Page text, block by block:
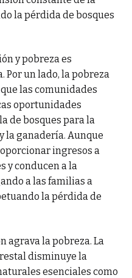
la pérdida de bosques
y pobreza es
un lado, la pobreza
las comunidades
oportunidades
de bosques para la
la ganadería. Aunque
ingresos a
y conducen a la
a las familias a
la pérdida de
agrava la pobreza. La
disminuye la
esenciales como